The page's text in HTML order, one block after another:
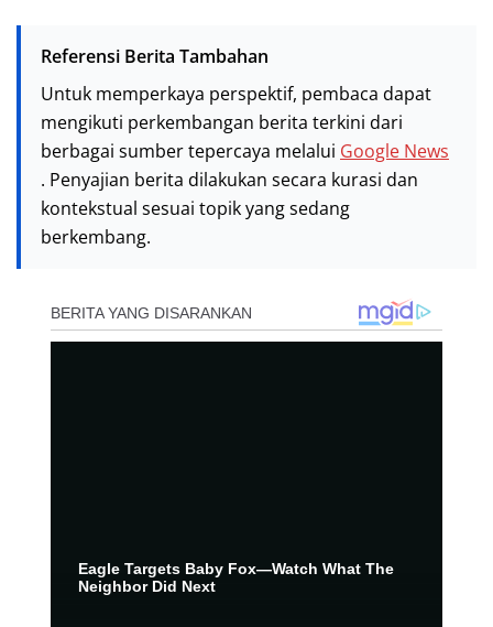
Referensi Berita Tambahan
Untuk memperkaya perspektif, pembaca dapat
mengikuti perkembangan berita terkini dari
berbagai sumber tepercaya melalui Google News
. Penyajian berita dilakukan secara kurasi dan
kontekstual sesuai topik yang sedang
berkembang.